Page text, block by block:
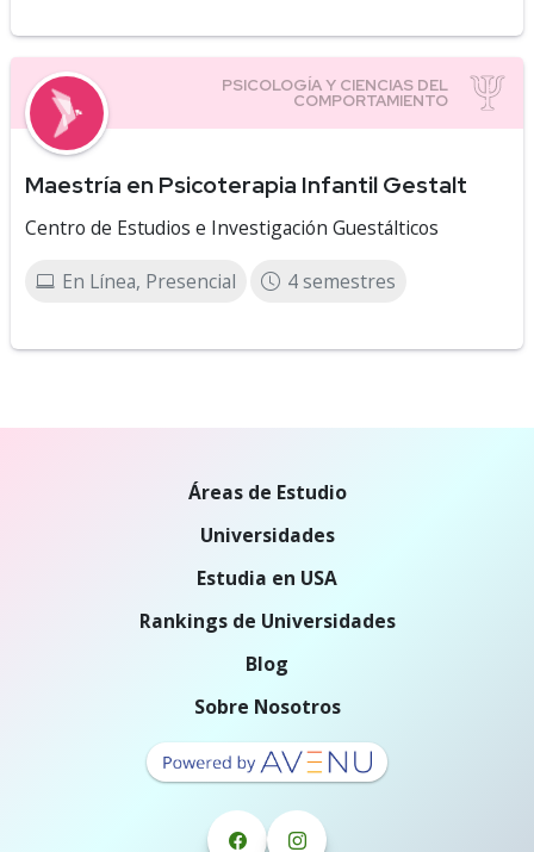
Maestría en Psicoterapia Infantil Gestalt
Centro de Estudios e Investigación Guestálticos
En Línea, Presencial 4 semestres
Áreas de Estudio
Universidades
Estudia en USA
Rankings de Universidades
Blog
Sobre Nosotros